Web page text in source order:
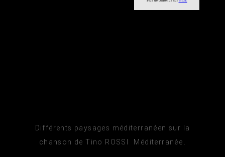
Différents paysages méditerranéen sur la
chanson de Tino ROSSI  Méditerranée.